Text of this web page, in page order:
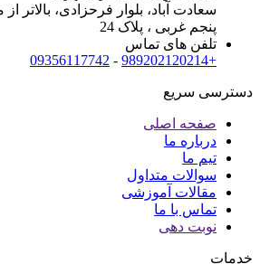
سعادت آباد، بلوار فرحزادی، بالاتر
پنجم غربی ، پلاک 24
تلفن های تماس
+989202120214
-
09356117742
دسترسی سریع
صفحه اصلی
درباره ما
تیم ما
سوالات متداول
مقالات آموزشی
تماس با ما
نوبت دهی
خدمات